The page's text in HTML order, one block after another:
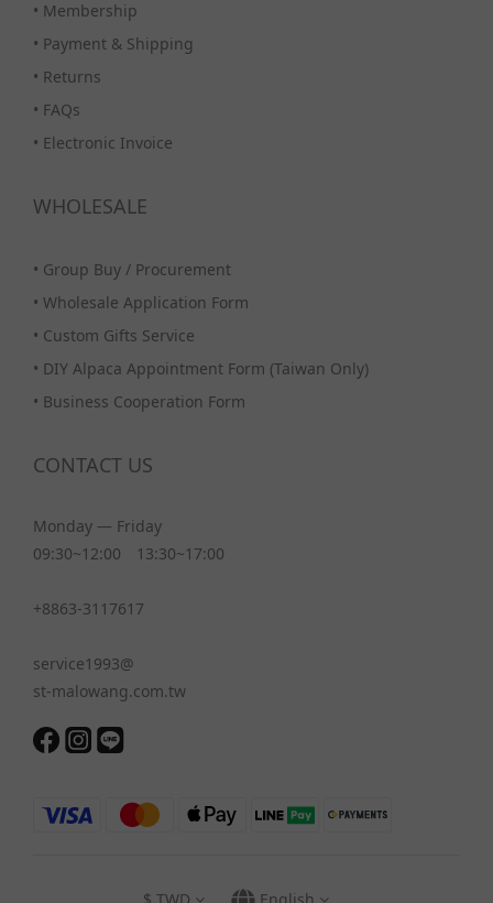
• Membership
• Payment & Shipping
• Returns
• FAQs
• Electronic Invoice
WHOLESALE
• Group Buy / Procurement
• Wholesale Application Form
• Custom Gifts Service
• DIY Alpaca Appointment Form (Taiwan Only)
• Business Cooperation Form
CONTACT US
Monday — Friday
09:30~12:00 13:30~17:00
+8863-3117617
service1993@
st-malowang.com.tw